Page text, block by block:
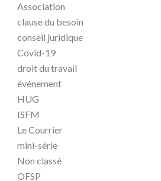
Association
clause du besoin
conseil juridique
Covid-19
droit du travail
événement
HUG
ISFM
Le Courrier
mini-série
Non classé
OFSP